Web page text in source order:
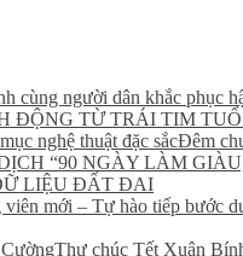
cùng người dân khắc phục
ĐỘNG TỪ TRÁI TIM
Đêm
LIỆU ĐẤT ĐAI
Thư chúc Tết Xuân